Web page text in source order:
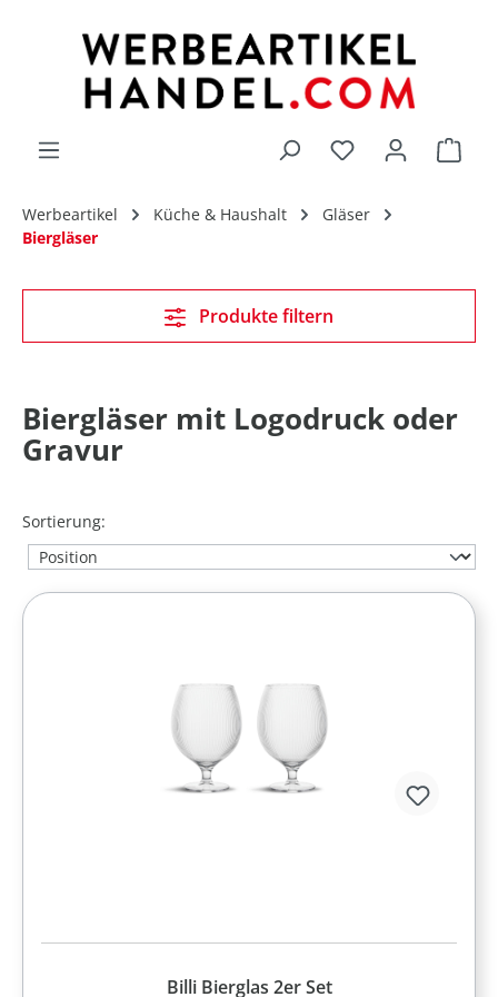
Du hast 0
Werbeartikel Küche & Haushalt
Gläser
Biergläser
Biergläser mit Logodruck oder
Gravur
Sortierung:
Billi Bierglas 2er Set
Produkte filtern